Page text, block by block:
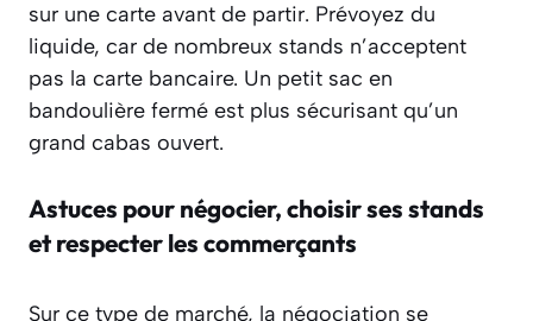
sur une carte avant de partir. Prévoyez du
liquide, car de nombreux stands n’acceptent
pas la carte bancaire. Un petit sac en
bandoulière fermé est plus sécurisant qu’un
grand cabas ouvert.
Astuces pour négocier, choisir ses stands
et respecter les commerçants
Sur ce type de marché, la négociation se